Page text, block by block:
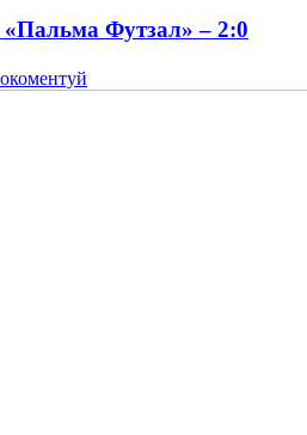
«Пальма Футзал» – 2:0